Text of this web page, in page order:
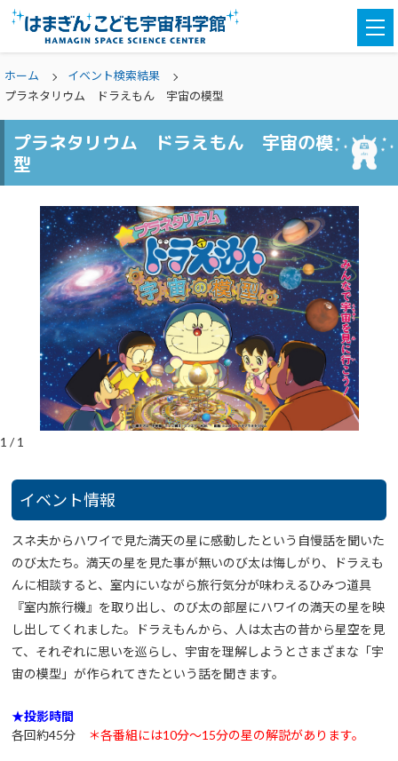
ホーム
イベント検索結果
プラネタリウム ドラえもん 宇宙の模型
プラネタリウム ドラえもん 宇宙の模
型
1 /1
イベント情報
スネ夫からハワイで見た満天の星に感動したという自慢話を聞いた
のび太たち。満天の星を見た事が無いのび太は悔しがり、ドラえも
んに相談すると、室内にいながら旅行気分が味わえるひみつ道具
『室内旅行機』を取り出し、のび太の部屋にハワイの満天の星を映
し出してくれました。ドラえもんから、人は太古の昔から星空を見
て、それぞれに思いを巡らし、宇宙を理解しようとさまざまな「宇
宙の模型」が作られてきたという話を聞きます。
★投影時間
各回約45分 ＊各番組には10分～15分の星の解説があります。